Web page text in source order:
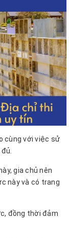
cùng với việc sử
gia chủ nên
này và có trang
đồng thời đảm